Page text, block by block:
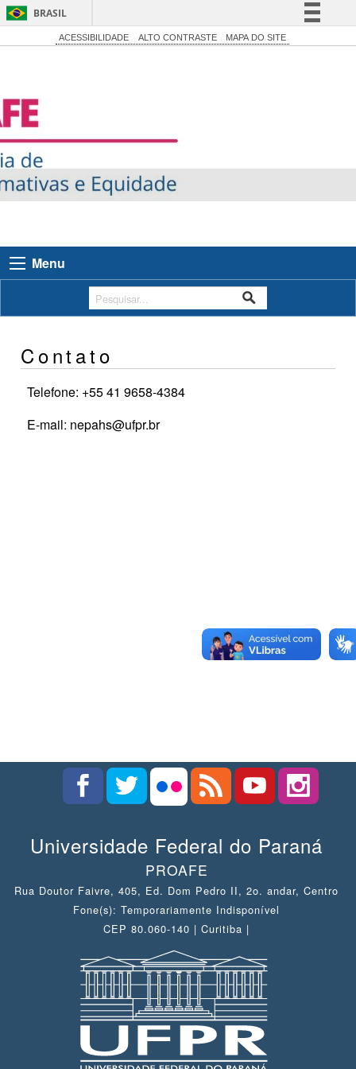
BRASIL
Simplifique!
ACESSIBILIDADE ALTO CONTRASTE MAPA DO SITE
Menu
Contato
Telefone: +55 41 9658-4384
E-mail: nepahs@ufpr.br
Universidade Federal do Paraná
PROAFE
Rua Doutor Faivre, 405, Ed. Dom Pedro II, 2o. andar, Centro
Fone(s): Temporariamente Indisponível
CEP 80.060-140 | Curitiba |